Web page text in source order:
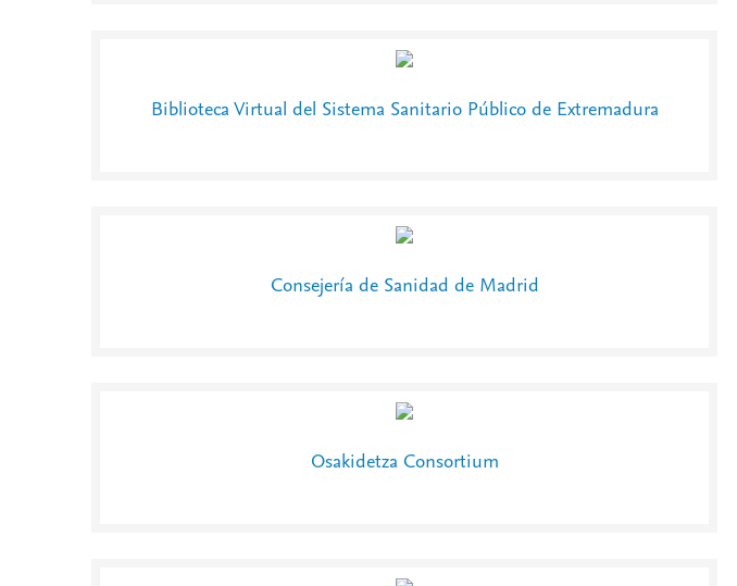
Biblioteca Virtual del Sistema Sanitario Público de Extremadura
Consejería de Sanidad de Madrid
Osakidetza Consortium